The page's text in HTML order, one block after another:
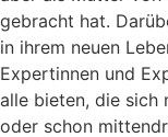
gebracht hat.
in ihrem neuen
Expertinnen und
alle bieten, die sich
oder schon